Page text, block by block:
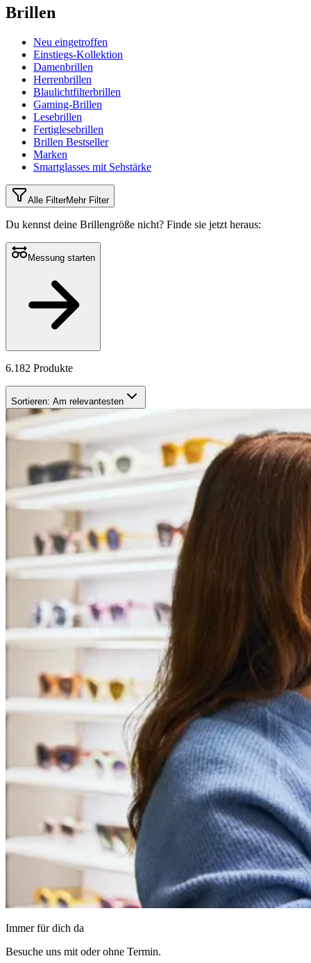
Brillen
Neu eingetroffen
Einstiegs-Kollektion
Damenbrillen
Herrenbrillen
Blaulichtfilterbrillen
Gaming-Brillen
Lesebrillen
Fertiglesebrillen
Brillen Bestseller
Marken
Smartglasses mit Sehstärke
Alle FilterMehr Filter
Du kennst deine Brillengröße nicht? Finde sie jetzt heraus:
Messung starten
6.182 Produkte
Sortieren: Am relevantesten
Immer für dich da
Besuche uns mit oder ohne Termin.